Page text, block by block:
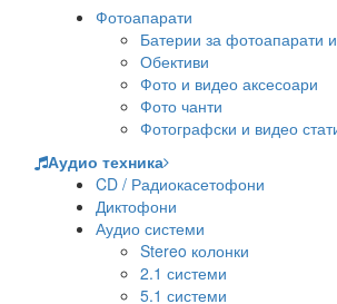
Фотоапарати
Батерии за фотоапарати
Обективи
Фото и видео аксесоари
Фото чанти
Фотографски и видео
Аудио техника
CD / Радиокасетофони
Диктофони
Аудио системи
Stereo колонки
2.1 системи
5.1 системи